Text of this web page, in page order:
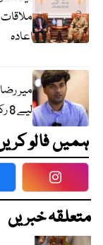
اعادہ
میر
لیے 8 رکنی میڈیکل بورڈ تشکیل دے دیا گیا
ہمیں فالو
متعلقہ خبریں